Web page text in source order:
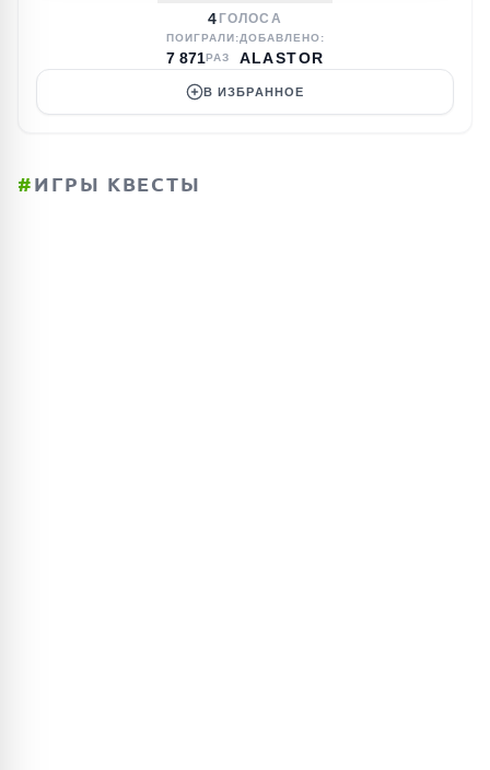
4 ГОЛОСА
ПОИГРАЛИ:
7 871РАЗ
ДОБАВЛЕНО:
ALASTOR
В ИЗБРАННОЕ
#ИГРЫ КВЕСТЫ